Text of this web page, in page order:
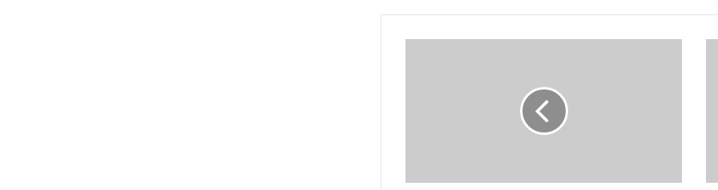
بين ضغوط واشنطن ورسائل صنعاء… الرياض